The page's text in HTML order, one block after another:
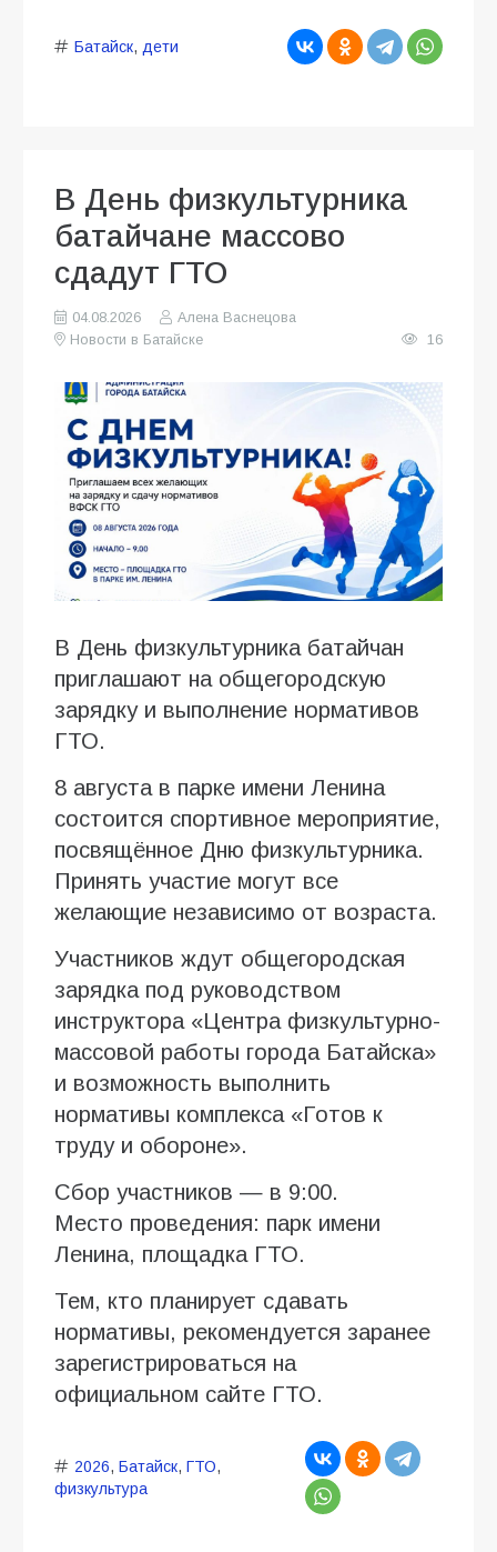
Батайск, дети
В День физкультурника
батайчане массово
сдадут ГТО
04.08.2026
Алена Васнецова
Новости в Батайске
16
В День физкультурника батайчан
приглашают на общегородскую
зарядку и выполнение нормативов
ГТО.
8 августа в парке имени Ленина
состоится спортивное мероприятие,
посвящённое Дню физкультурника.
Принять участие могут все
желающие независимо от возраста.
Участников ждут общегородская
зарядка под руководством
инструктора «Центра физкультурно-
массовой работы города Батайска»
и возможность выполнить
нормативы комплекса «Готов к
труду и обороне».
Сбор участников — в 9:00.
Место проведения: парк имени
Ленина, площадка ГТО.
Тем, кто планирует сдавать
нормативы, рекомендуется заранее
зарегистрироваться на
официальном сайте ГТО.
2026, Батайск, ГТО,
физкультура